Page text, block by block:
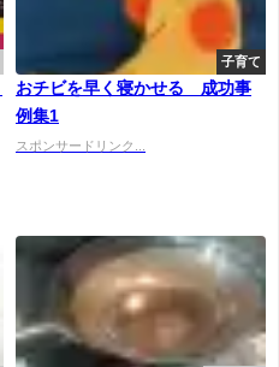
子育て
おチビを早く寝かせる 成功事
例集1
スポンサードリンク...